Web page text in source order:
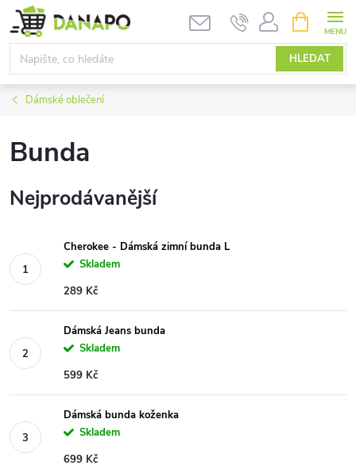
Přejít
na
obsah
HLEDAT
NÁKUPNÍ
KOŠÍK
Dámské oblečení
Bunda
Nejprodávanější
Cherokee - Dámská zimní bunda L
Skladem
289 Kč
Dámská Jeans bunda
Skladem
599 Kč
Dámská bunda koženka
Skladem
699 Kč